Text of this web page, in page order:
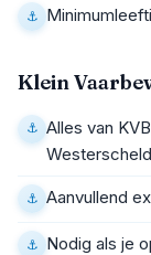
Klein
Alles van
Aanvullend
Nodig als je